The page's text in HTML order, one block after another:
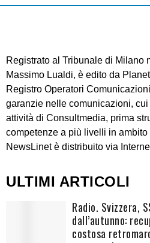
Registrato al Tribunale di Milano
Massimo Lualdi, è edito da
Registro Operatori
garanzie nelle comunicazioni,
attività di Consultmedia, prima
competenze a più livelli in
NewsLinet è distribuito via
ULTIMI ARTICOLI
Radio. Svizzera,
dall’autunno:
costosa